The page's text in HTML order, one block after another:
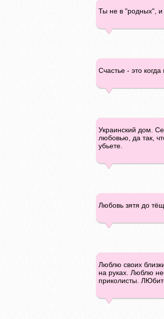
Ты не в "родных", и
Счастье - это
Украинский дом.
любовью, да так,
убьете.
Любовь зятя до
Люблю своих
на руках. Люблю
приколисты.